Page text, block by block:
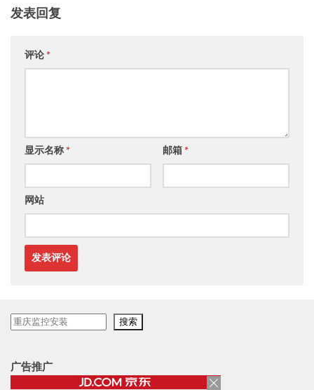
发表回复
评论*
显示名称* 邮箱*
网站
搜
搜索
广告推广